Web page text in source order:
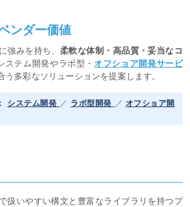
ンダー価値
強みを持ち、 柔軟な体制・高品質・妥当なコ
ステム開発やラボ型・オフショア開発サービ
う多彩なソリューションを提案します。
システム開発 ／ ラボ型開発 ／ オフショア開
扱いやすい構文と豊富なライブラリを持つプ